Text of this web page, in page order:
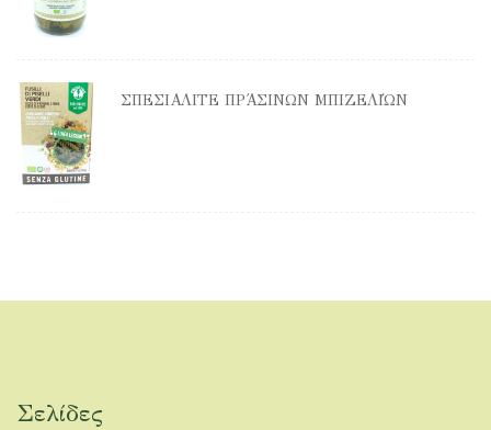
ΣΠΕΣΙΑΛΙΤΈ ΠΡΆΣΙΝΩΝ ΜΠΙΖΕΛΙΏΝ
Σελίδες